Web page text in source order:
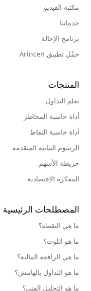
مكتبة الفيديو
خدماتنا
برنامج الإحالة
حمِّل تطبيق Arincen
المنتجات
تعلم التداول
أداة حاسبة المخاطر
أداة حاسبة النقاط
الرسوم البيانية المتقدمة
خريطة الأسهم
المفكرة الإقتصادية
المصطلحات الرئيسية
ما هي النقطة؟
ما هو اللوت؟
ما هي الرافعة المالية؟
ما هو التداول بالهامش؟
ما هو التحليل الفني؟